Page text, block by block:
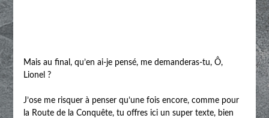
Mais au final, qu’en ai-je pensé, me demanderas-tu, Ô,
Lionel ?
J’ose me risquer à penser qu’une fois encore, comme pour
la Route de la Conquête, tu offres ici un super texte, bien